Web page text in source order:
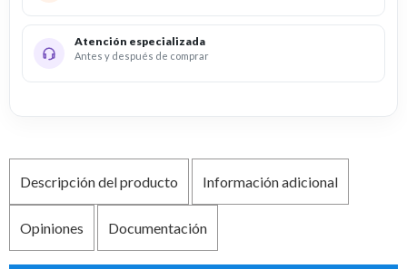
Atención especializada
Antes y después de comprar
Descripción del producto Información adicional
Opiniones Documentación